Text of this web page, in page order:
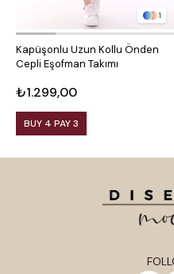
1
Kapüşonlu Uzun Kollu Önden
Cepli Eşofman Takımı
₺1.299,00
BUY 4 PAY 3